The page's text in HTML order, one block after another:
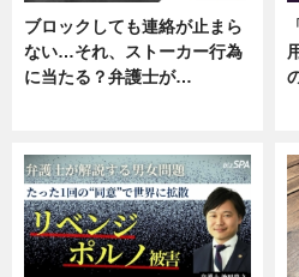
ブロックしても連絡が止まら
ない…それ、ストーカー行為
に当たる？弁護士が…